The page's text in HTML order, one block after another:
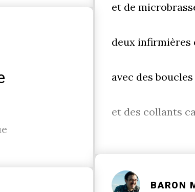
et de
deux infirmières
avec des
et des collants
BARON